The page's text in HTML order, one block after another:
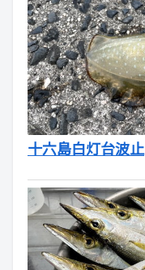
十六島白灯台波止